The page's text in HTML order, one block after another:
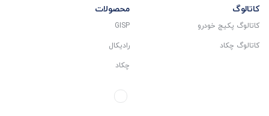
کاتالوگ
کاتالوگ پکیج خودرو
کاتالوگ چکاد
محصولات
GISP
رادیکال
چکاد